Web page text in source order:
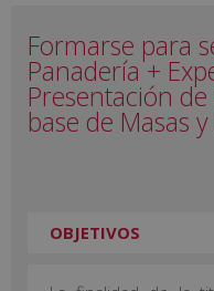
Formarse para
Panadería +
Presentación
base de Masas
OBJETIVOS